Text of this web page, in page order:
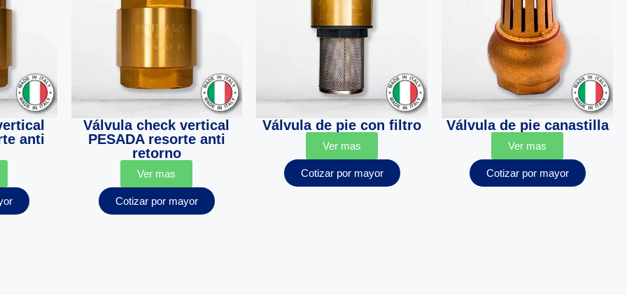
anti
Válvula check vertical
PESADA resorte anti
retorno
Ver mas
Cotizar por mayor
Válvula de pie con filtro
Ver mas
Cotizar por mayor
Válvula de pie canastilla
Ver mas
Cotizar por mayor